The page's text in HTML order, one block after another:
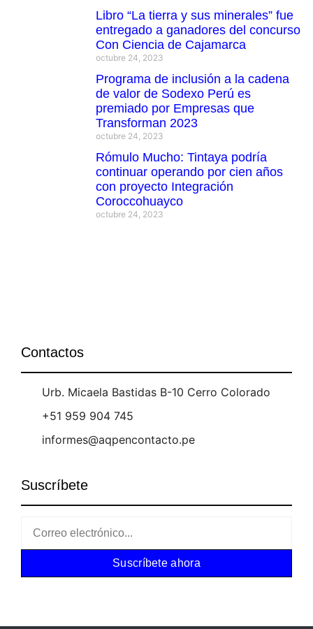
Libro “La tierra y sus minerales” fue
entregado a ganadores del concurso
Con Ciencia de Cajamarca
octubre 24, 2023
Programa de inclusión a la cadena
de valor de Sodexo Perú es
premiado por Empresas que
Transforman 2023
octubre 24, 2023
Rómulo Mucho: Tintaya podría
continuar operando por cien años
con proyecto Integración
Coroccohuayco
octubre 24, 2023
Contactos
Urb. Micaela Bastidas B-10 Cerro Colorado
+51 959 904 745
informes@aqpencontacto.pe
Suscríbete
Suscríbete ahora